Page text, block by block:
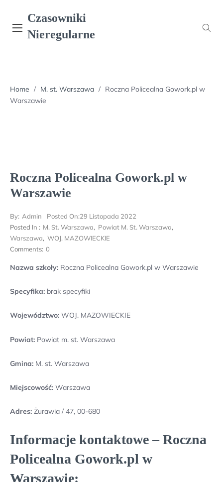
content
Czasowniki
Nieregularne
Home / M. st. Warszawa / Roczna Policealna Gowork.pl w
Warszawie
Roczna Policealna Gowork.pl w
Warszawie
By: Admin Posted On:29 Listopada 2022
Posted In : M. St. Warszawa, Powiat M. St. Warszawa,
Warszawa, WOJ. MAZOWIECKIE
Comments: 0
Nazwa szkoły: Roczna Policealna Gowork.pl w Warszawie
Specyfika: brak specyfiki
Województwo: WOJ. MAZOWIECKIE
Powiat: Powiat m. st. Warszawa
Gmina: M. st. Warszawa
Miejscowość: Warszawa
Adres: Żurawia / 47, 00-680
Informacje kontaktowe – Roczna
Policealna Gowork.pl w
Warszawie: